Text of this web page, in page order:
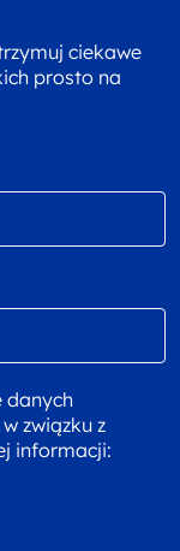
ciekawe
prosto na
danych
związku z
informacji: